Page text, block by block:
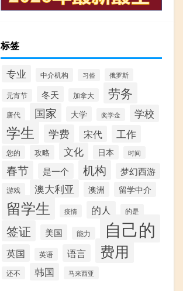
标签
专业 中介机构 习俗 俄罗斯
元宵节 冬天 加拿大 劳务
唐代 国家 大学 奖学金 学校
学生 学费 宋代 工作
您的 攻略 文化 日本 时间
春节 是一个 机构 梦幻西游
游戏 澳大利亚 澳洲 留学中介
留学生 疫情 的人 的是
签证 美国 能力 自己的
英国 英语 语言 费用
还不 韩国 马来西亚